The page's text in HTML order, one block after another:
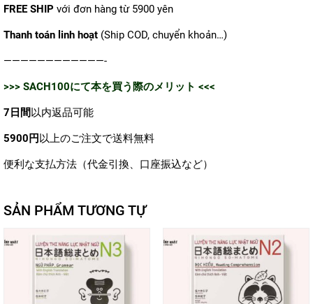
FREE SHIP với đơn hàng từ 5900 yên
Thanh toán linh hoạt (Ship COD, chuyển khoản…)
————————————-
>>> SACH100にて本を買う際のメリット <<<
7日間以内返品可能
5900円以上のご注文で送料無料
便利な支払方法（代金引換、口座振込など）
SẢN PHẨM TƯƠNG TỰ